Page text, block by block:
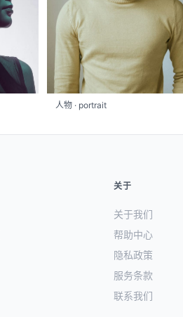
人物 · portrait
关于
关于我们
帮助中心
隐私政策
服务条款
联系我们